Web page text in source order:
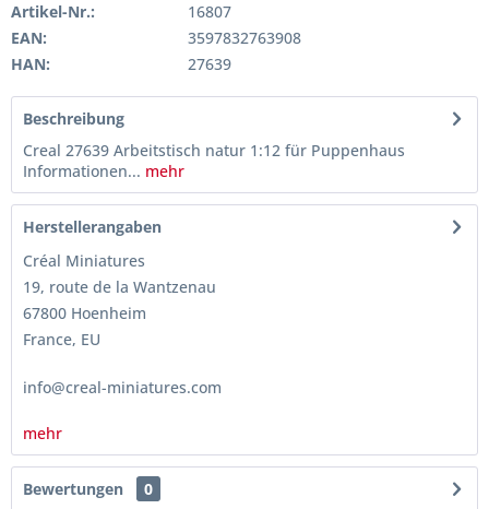
Artikel-Nr.:
16807
EAN:
3597832763908
HAN:
27639
Beschreibung
Creal 27639 Arbeitstisch natur 1:12 für Puppenhaus
Informationen... mehr
Herstellerangaben
Créal Miniatures
19, route de la Wantzenau
67800 Hoenheim
France, EU
info@creal-miniatures.com
mehr
Bewertungen
0